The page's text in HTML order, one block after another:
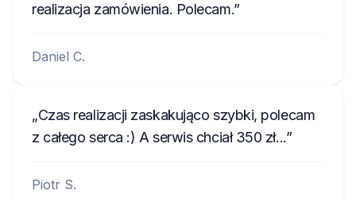
realizacja zamówienia. Polecam.
Daniel C.
Czas realizacji zaskakująco szybki, polecam
z całego serca :) A serwis chciał 350 zł...
Piotr S.